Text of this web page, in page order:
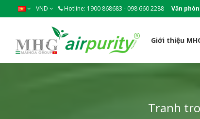
VND Hotline: 1900 868683 - 098 660 2288 Văn
Giới thiệu
Tranh